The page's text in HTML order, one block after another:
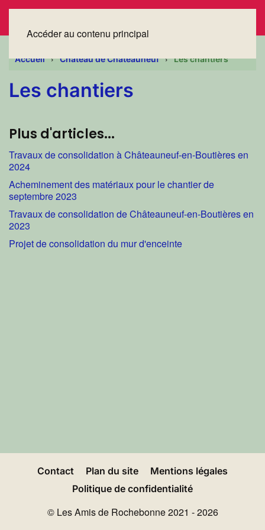
Accéder au contenu principal
Accueil Château de Châteauneuf Les chantiers
Les chantiers
Plus d'articles...
Travaux de consolidation à Châteauneuf-en-Boutières en
2024
Acheminement des matériaux pour le chantier de
septembre 2023
Travaux de consolidation de Châteauneuf-en-Boutières en
2023
Projet de consolidation du mur d'enceinte
Contact Plan du site
Mentions légales
Politique de confidentialité
© Les Amis de Rochebonne 2021 - 2026